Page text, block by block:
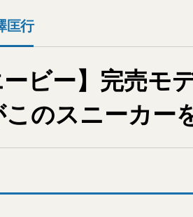
匡行
ービー】完売モ
このスニーカー